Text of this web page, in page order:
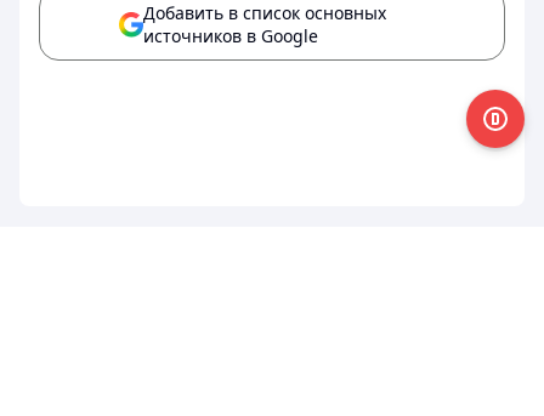
Добавить в список основных
источников в Google